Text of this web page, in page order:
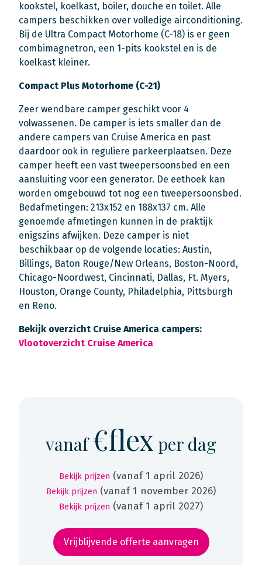
kookstel, koelkast, boiler, douche en toilet. Alle
campers beschikken over volledige airconditioning.
Bij de Ultra Compact Motorhome (C-18) is er geen
combimagnetron, een 1-pits kookstel en is de
koelkast kleiner.
Compact Plus Motorhome (C-21)
Zeer wendbare camper geschikt voor 4
volwassenen. De camper is iets smaller dan de
andere campers van Cruise America en past
daardoor ook in reguliere parkeerplaatsen. Deze
camper heeft een vast tweepersoonsbed en een
aansluiting voor een generator. De eethoek kan
worden omgebouwd tot nog een tweepersoonsbed.
Bedafmetingen: 213x152 en 188x137 cm. Alle
genoemde afmetingen kunnen in de praktijk
enigszins afwijken. Deze camper is niet
beschikbaar op de volgende locaties: Austin,
Billings, Baton Rouge/New Orleans, Boston-Noord,
Chicago-Noordwest, Cincinnati, Dallas, Ft. Myers,
Houston, Orange County, Philadelphia, Pittsburgh
en Reno.
Bekijk overzicht Cruise America campers:
Vlootoverzicht Cruise America
vanaf€flex per dag
Bekijk prijzen (vanaf 1 april 2026)
Bekijk prijzen (vanaf 1 november 2026)
Bekijk prijzen (vanaf 1 april 2027)
Vrijblijvende offerte aanvragen